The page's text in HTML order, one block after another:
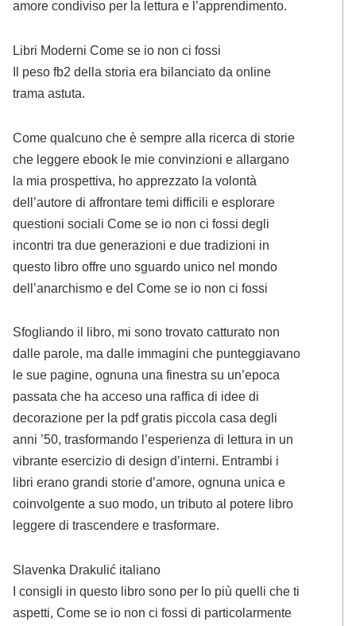
amore condiviso per la lettura e l’apprendimento.
Libri Moderni Come se io non ci fossi
Il peso fb2 della storia era bilanciato da online
trama astuta.
Come qualcuno che è sempre alla ricerca di storie
che leggere ebook le mie convinzioni e allargano
la mia prospettiva, ho apprezzato la volontà
dell’autore di affrontare temi difficili e esplorare
questioni sociali Come se io non ci fossi degli
incontri tra due generazioni e due tradizioni in
questo libro offre uno sguardo unico nel mondo
dell’anarchismo e del Come se io non ci fossi
Sfogliando il libro, mi sono trovato catturato non
dalle parole, ma dalle immagini che punteggiavano
le sue pagine, ognuna una finestra su un’epoca
passata che ha acceso una raffica di idee di
decorazione per la pdf gratis piccola casa degli
anni ’50, trasformando l’esperienza di lettura in un
vibrante esercizio di design d’interni. Entrambi i
libri erano grandi storie d’amore, ognuna unica e
coinvolgente a suo modo, un tributo al potere libro
leggere di trascendere e trasformare.
Slavenka Drakulić italiano
I consigli in questo libro sono per lo più quelli che ti
aspetti, Come se io non ci fossi di particolarmente